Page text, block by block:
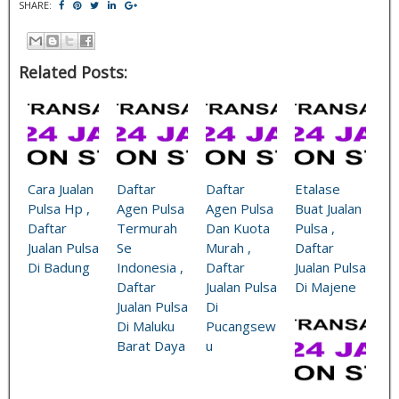
SHARE:
Related Posts:
Cara Jualan
Pulsa Hp ,
Daftar
Jualan Pulsa
Di Badung
Daftar
Agen Pulsa
Termurah
Se
Indonesia ,
Daftar
Jualan Pulsa
Di Maluku
Barat Daya
Daftar
Agen Pulsa
Dan Kuota
Murah ,
Daftar
Jualan Pulsa
Di
Pucangsew
u
Etalase
Buat Jualan
Pulsa ,
Daftar
Jualan Pulsa
Di Majene